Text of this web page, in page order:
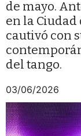
de mayo.
en la Ciudad
cautivó con
del tango.
03/06/2026